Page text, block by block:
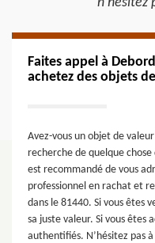
Faites appel à
achetez des objets
Avez-vous un objet de
recherche de quelque
est recommandé de vous
professionnel en rachat et
dans le 81440. Si vous êtes
sa juste valeur. Si vous êtes
authentifiés. N’hésitez pas